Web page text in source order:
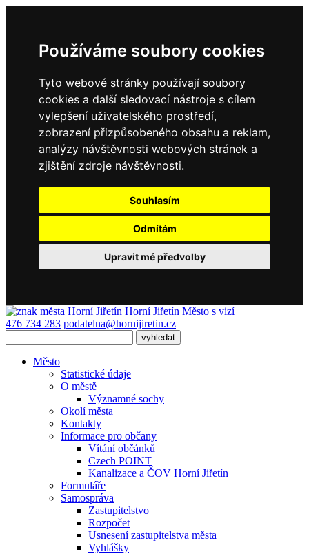
Používáme soubory cookies
Tyto webové stránky používají soubory
cookies a další sledovací nástroje s cílem
vylepšení uživatelského prostředí,
zobrazení přizpůsobeného obsahu a reklam,
analýzy návštěvnosti webových stránek a
zjištění zdroje návštěvnosti.
Souhlasím
Odmítám
Upravit mé předvolby
Horní Jiřetín Město s vizí
476 734 283 podatelna@hornijiretin.cz
Město
Statistické údaje
O městě
Významné sochy
Okolí města
Kontakty
Informace pro občany
Vítání občánků
Czech POINT
Kanalizace a ČOV Horní Jiřetín
Formuláře
Samospráva
Zastupitelstvo
Rozpočet
Usnesení zastupitelstva města
Vyhlášky